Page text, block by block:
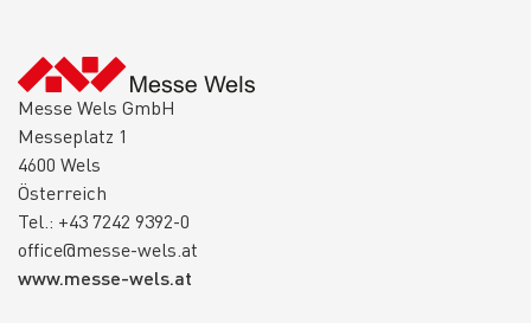
Messe Wels GmbH
Messeplatz 1
4600 Wels
Österreich
Tel.: +43 7242 9392-0
office@messe-wels.at
www.messe-wels.at